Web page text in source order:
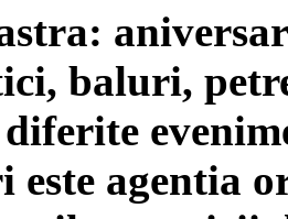
baluri,
este agentia